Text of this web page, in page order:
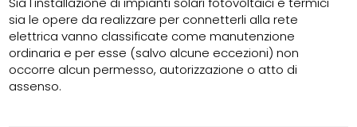
sia le opere da realizzare per connetterli alla rete
elettrica vanno classificate come manutenzione
ordinaria e per esse (salvo alcune eccezioni) non
occorre alcun permesso, autorizzazione o atto di
assenso.